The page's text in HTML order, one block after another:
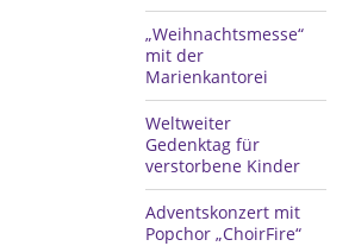
„Weihnachtsmesse“
mit der
Marienkantorei
Weltweiter
Gedenktag für
verstorbene Kinder
Adventskonzert mit
Popchor „ChoirFire“